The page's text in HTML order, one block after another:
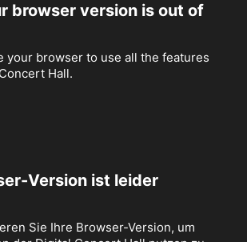
browser version is out of
your browser to use all the features
Hall.
Version ist leider
Sie Ihre Browser-Version, um